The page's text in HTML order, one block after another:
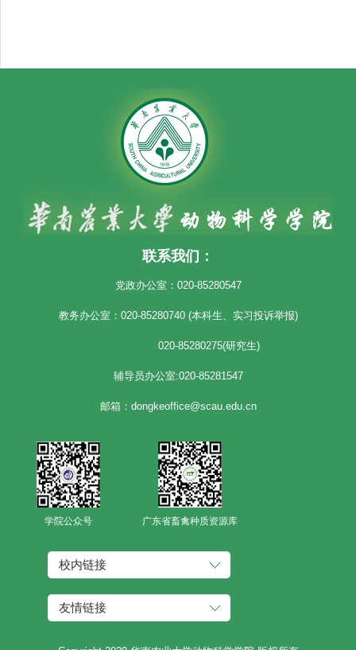
联系我们：
党政办公室：020-85280547
教务办公室：020-85280740 (本科生、实习投诉举报)
020-85280275(研究生)
辅导员办公室:020-85281547
邮箱：dongkeoffice@scau.edu.cn
学院公众号 广东省畜禽种质资源库
校内链接
友情链接